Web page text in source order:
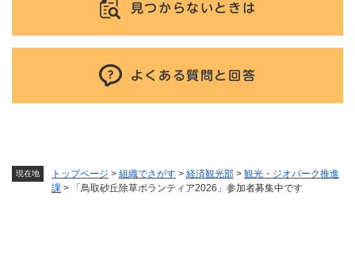
現在地 トップページ > 組織でさがす > 経済観光部 > 観光・ジオパーク推進
課 > 「鳥取砂丘除草ボランティア2026」参加者募集中です
見つからないときは
よくある質問と回答